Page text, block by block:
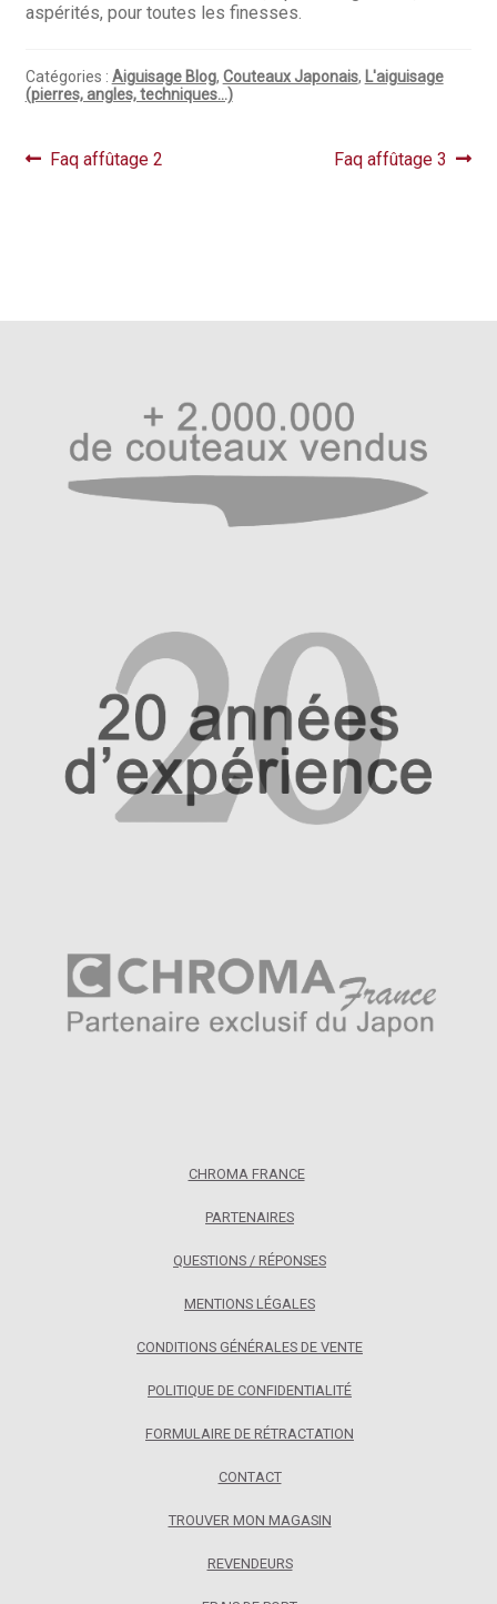
aspérités, pour toutes les finesses.
Catégories : Aiguisage Blog, Couteaux Japonais, L'aiguisage
(pierres, angles, techniques...)
Navigation
Article
Faq affûtage 2
Article
Faq affûtage 3
CHROMA FRANCE
PARTENAIRES
QUESTIONS / RÉPONSES
MENTIONS LÉGALES
CONDITIONS GÉNÉRALES DE VENTE
POLITIQUE DE CONFIDENTIALITÉ
FORMULAIRE DE RÉTRACTATION
CONTACT
TROUVER MON MAGASIN
REVENDEURS